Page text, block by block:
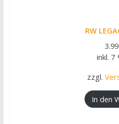
RW
inkl. 7
zzgl.
In den